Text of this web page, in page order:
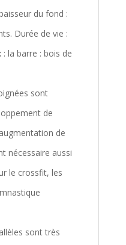
du fond :
Durée de vie :
: la barre : bois de
sont
de
de
nécessaire aussi
le crossfit, les
sont très